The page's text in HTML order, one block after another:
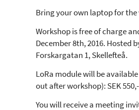
Bring your own laptop for the
Workshop is free of charge
December 8th, 2016. Hosted
Forskargatan 1, Skellefteå.
LoRa module will be
out after workshop): SEK 550,-
You will receive a meeting